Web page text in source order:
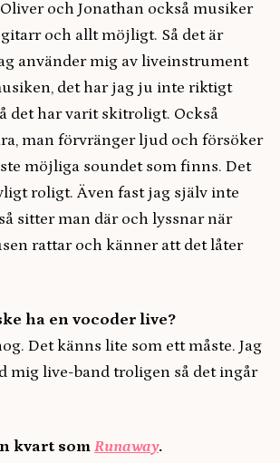
och Jonathan också musiker
gitarr och allt möjligt. Så det är
använder mig av liveinstrument
det har jag ju inte riktigt
det har varit skitroligt. Också
man förvränger ljud och försöker
möjliga soundet som finns. Det
roligt. Även fast jag själv inte
sitter man där och lyssnar när
rattar och känner att det låter
ha en vocoder live?
Det känns lite som ett måste. Jag
mig live-band troligen så det ingår
kvart somRunaway.